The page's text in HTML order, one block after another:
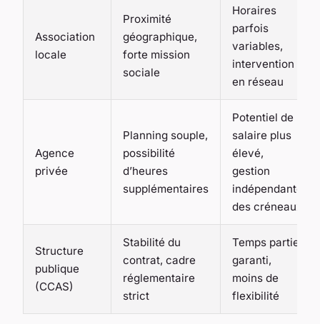
Association
locale
Proximité
géographique,
forte mission
sociale
Horaires
parfois
variables,
intervention
en réseau
Agence
privée
Planning souple,
possibilité
d’heures
supplémentaires
Potentiel de
salaire plus
élevé,
gestion
indépendante
des créneaux
Structure
publique
(CCAS)
Stabilité du
contrat, cadre
réglementaire
strict
Temps partiel
garanti,
moins de
flexibilité